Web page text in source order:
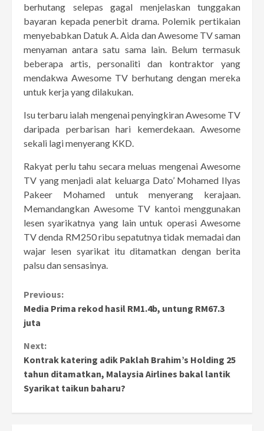
berhutang selepas gagal menjelaskan tunggakan
bayaran kepada penerbit drama. Polemik pertikaian
menyebabkan Datuk A. Aida dan Awesome TV saman
menyaman antara satu sama lain. Belum termasuk
beberapa artis, personaliti dan kontraktor yang
mendakwa Awesome TV berhutang dengan mereka
untuk kerja yang dilakukan.
Isu terbaru ialah mengenai penyingkiran Awesome TV
daripada perbarisan hari kemerdekaan. Awesome
sekali lagi menyerang KKD.
Rakyat perlu tahu secara meluas mengenai Awesome
TV yang menjadi alat keluarga Dato’ Mohamed Ilyas
Pakeer Mohamed untuk menyerang kerajaan.
Memandangkan Awesome TV kantoi menggunakan
lesen syarikatnya yang lain untuk operasi Awesome
TV denda RM250 ribu sepatutnya tidak memadai dan
wajar lesen syarikat itu ditamatkan dengan berita
palsu dan sensasinya.
Continue
Reading
Previous:
Media Prima rekod hasil RM1.4b, untung RM67.3
juta
Next:
Kontrak katering adik Paklah Brahim’s Holding 25
tahun ditamatkan, Malaysia Airlines bakal lantik
Syarikat taikun baharu?